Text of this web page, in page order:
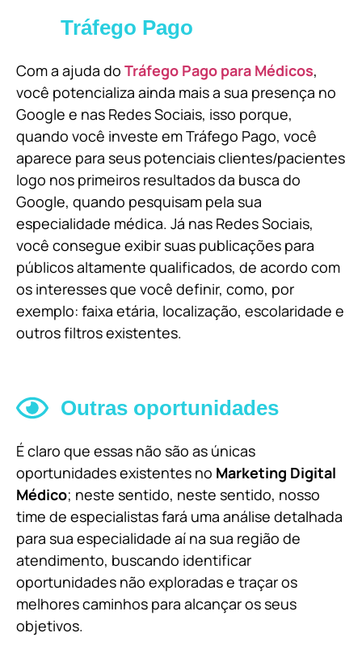
Tráfego Pago
Com a ajuda do Tráfego Pago para Médicos,
você potencializa ainda mais a sua presença no
Google e nas Redes Sociais, isso porque,
quando você investe em Tráfego Pago, você
aparece para seus potenciais clientes/pacientes
logo nos primeiros resultados da busca do
Google, quando pesquisam pela sua
especialidade médica. Já nas Redes Sociais,
você consegue exibir suas publicações para
públicos altamente qualificados, de acordo com
os interesses que você definir, como, por
exemplo: faixa etária, localização, escolaridade e
outros filtros existentes.
Outras oportunidades
É claro que essas não são as únicas
oportunidades existentes no Marketing Digital
Médico; neste sentido, neste sentido, nosso
time de especialistas fará uma análise detalhada
para sua especialidade aí na sua região de
atendimento, buscando identificar
oportunidades não exploradas e traçar os
melhores caminhos para alcançar os seus
objetivos.